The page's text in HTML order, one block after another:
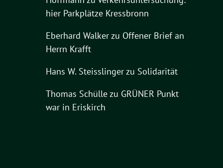
hier Parkplätze Kressbronn
Eberhard Walkerzu Offener Brief an
Herrn Krafft
Hans W. Steisslingerzu Solidarität
Thomas Schüllezu GRÜNER Punkt
war in Eriskirch